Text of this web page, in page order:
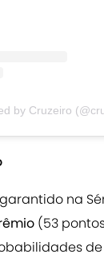
by Cruzeiro
na
(53